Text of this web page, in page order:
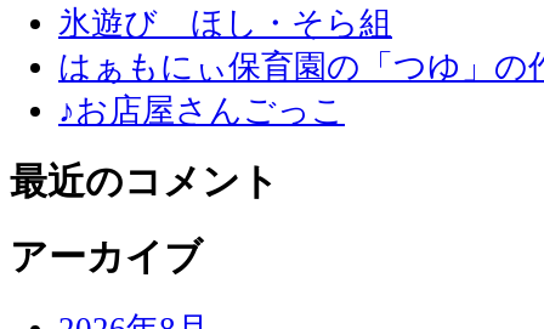
氷遊び ほし・そら組
はぁもにぃ保育園の「つゆ」の
♪お店屋さんごっこ
最近のコメント
アーカイブ